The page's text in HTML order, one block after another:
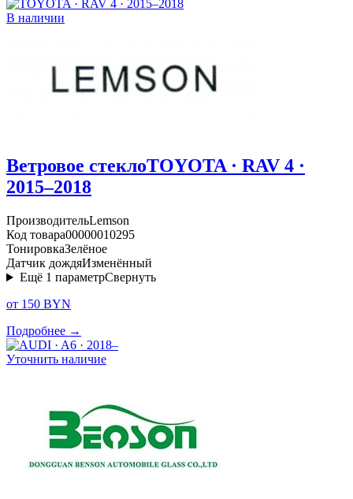
В наличии
Ветровое стеклоTOYOTA · RAV 4 ·
2015–2018
ПроизводительLemson
Код товара00000010295
ТонировкаЗелёное
Датчик дождяИзменённый
Ещё 1 параметрСвернуть
от 150 BYN
Подробнее →
Уточнить наличие